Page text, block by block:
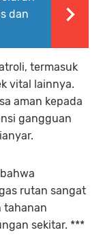
dan
termasuk
vital lainnya.
aman kepada
gangguan
rutan sangat
tahanan
sekitar. ***